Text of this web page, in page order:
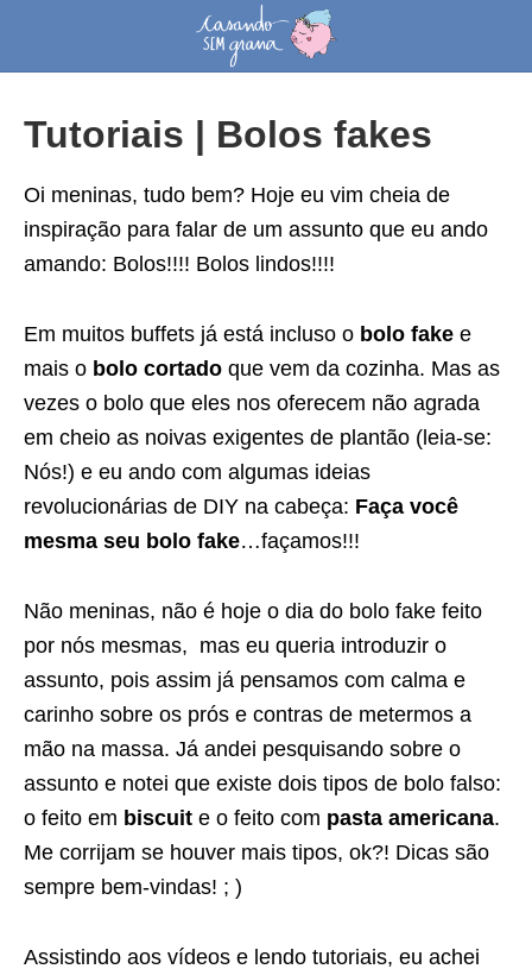
Tutoriais | Bolos fakes
Oi meninas, tudo bem? Hoje eu vim cheia de
inspiração para falar de um assunto que eu ando
amando: Bolos!!!! Bolos lindos!!!!
Em muitos buffets já está incluso o bolo fake e
mais o bolo cortado que vem da cozinha. Mas as
vezes o bolo que eles nos oferecem não agrada
em cheio as noivas exigentes de plantão (leia-se:
Nós!) e eu ando com algumas ideias
revolucionárias de DIY na cabeça: Faça você
mesma seu bolo fake…façamos!!!
Não meninas, não é hoje o dia do bolo fake feito
por nós mesmas, mas eu queria introduzir o
assunto, pois assim já pensamos com calma e
carinho sobre os prós e contras de metermos a
mão na massa. Já andei pesquisando sobre o
assunto e notei que existe dois tipos de bolo falso:
o feito em biscuit e o feito com pasta americana.
Me corrijam se houver mais tipos, ok?! Dicas são
sempre bem-vindas! ; )
Assistindo aos vídeos e lendo tutoriais, eu achei